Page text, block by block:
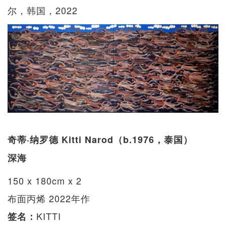
尔，韩国，2022
奇蒂·纳罗德 Kitti Narod（b.1976，泰国）
深海
150 x 180cm x 2
布面丙烯 2022年作
签名： KITTI